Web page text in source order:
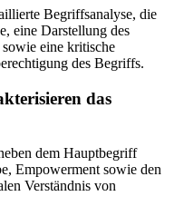
Begriffsanalyse, die
eine Darstellung des
eine kritische
des Begriffs.
das
dem Hauptbegriff
Empowerment sowie den
Verständnis von